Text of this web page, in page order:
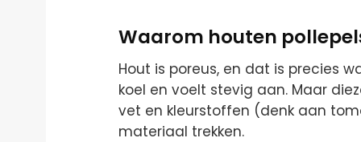
Waarom houten
Hout is poreus, en dat is precies
koel en voelt stevig aan. Maar
vet en kleurstoffen (denk aan
materiaal trekken.